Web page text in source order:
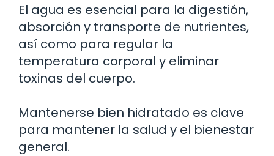
El agua es esencial para la digestión,
absorción y transporte de nutrientes,
así como para regular la
temperatura corporal y eliminar
toxinas del cuerpo.
Mantenerse bien hidratado es clave
para mantener la salud y el bienestar
general.